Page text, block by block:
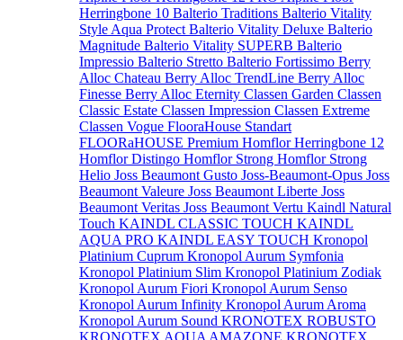
Herringbone 10 Balterio Traditions Balterio Vitality
Style Aqua Protect Balterio Vitality Deluxe Balterio
Magnitude Balterio Vitality SUPERB Balterio
Impressio Balterio Stretto Balterio Fortissimo Berry
Alloc Chateau Berry Alloc TrendLine Berry Alloc
Finesse Berry Alloc Eternity Classen Garden Classen
Classic Estate Classen Impression Classen Extreme
Classen Vogue FlooraHouse Standart
FLOORaHOUSE Premium Homflor Herringbone 12
Homflor Distingo Homflor Strong Homflor Strong
Helio Joss Beaumont Gusto Joss-Beaumont-Opus Joss
Beaumont Valeure Joss Beaumont Liberte Joss
Beaumont Veritas Joss Beaumont Vertu Kaindl Natural
Touch KAINDL CLASSIC TOUCH KAINDL
AQUA PRO KAINDL EASY TOUCH Kronopol
Platinium Cuprum Kronopol Aurum Symfonia
Kronopol Platinium Slim Kronopol Platinium Zodiak
Kronopol Aurum Fiori Kronopol Aurum Senso
Kronopol Aurum Infinity Kronopol Aurum Aroma
Kronopol Aurum Sound KRONOTEX ROBUSTO
KRONOTEX AQUA AMAZONE KRONOTEX